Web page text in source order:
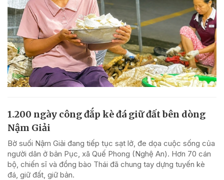
1.200 ngày công đắp kè đá giữ đất bên dòng
Nậm Giải
Bờ suối Nậm Giải đang tiếp tục sạt lở, đe dọa cuộc sống của
người dân ở bản Pục, xã Quế Phong (Nghệ An). Hơn 70 cán
bộ, chiến sĩ và đồng bào Thái đã chung tay dựng tuyến kè
đá, giữ đất, giữ bản.